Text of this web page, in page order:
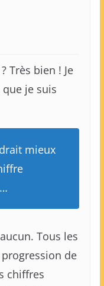
Très bien ! Je
je suis
mieux
Tous les
de
chiffres